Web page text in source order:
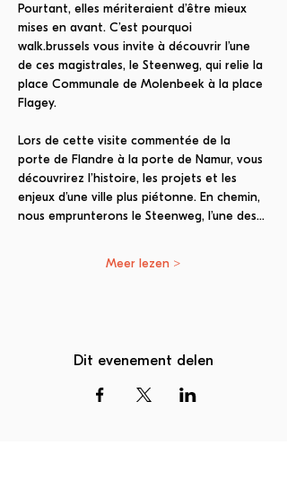
Pourtant, elles mériteraient d’être mieux
mises en avant. C’est pourquoi
walk.brussels vous invite à découvrir l’une
de ces magistrales, le Steenweg, qui relie la
place Communale de Molenbeek à la place
Flagey.
Lors de cette visite commentée de la
porte de Flandre à la porte de Namur, vous
découvrirez l’histoire, les projets et les
enjeux d’une ville plus piétonne. En chemin,
nous emprunterons le Steenweg, l’une des…
Meer lezen >
Dit evenement delen